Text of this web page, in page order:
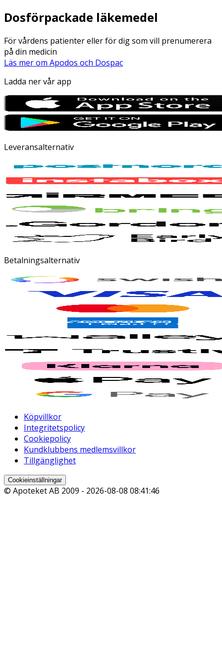
Dosförpackade läkemedel
För vårdens patienter eller för dig som vill prenumerera
på din medicin
Läs mer om Apodos och Dospac
Ladda ner vår app
Leveransalternativ
Betalningsalternativ
Köpvillkor
Integritetspolicy
Cookiepolicy
Kundklubbens medlemsvillkor
Tillgänglighet
Cookieinställningar
© Apoteket AB 2009 - 2026-08-08 08:41:46